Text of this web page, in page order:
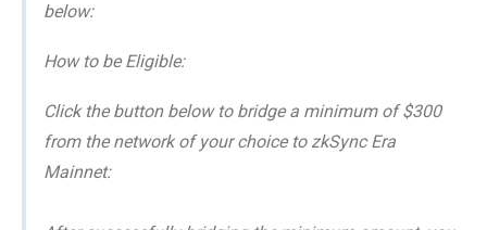
below:
How to be Eligible:
Click the button below to bridge a minimum of $300
from the network of your choice to zkSync Era
Mainnet: